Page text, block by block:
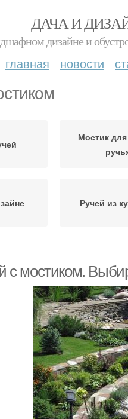
ДАЧА И
дизайне и
главная новости
Мостик для
Ручей из
с мостиком.